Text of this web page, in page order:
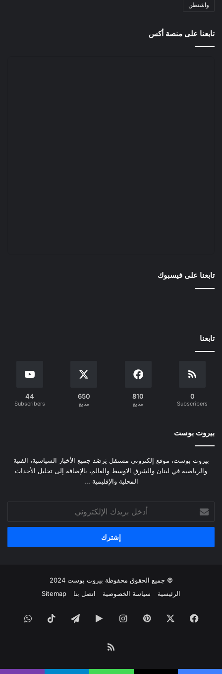
واشنطن
تابعنا على منصة أكس
تابعنا على فيسبوك
تابعنا
0
Subscribers
810
متابع
650
متابع
44
Subscribers
بيروت بوست
بيروت بوست، موقع إلكتروني مستقل يَرصُد جميع الأخبار السياسية، الفنية
والرياضية في لبنان والشرق الاوسط والعالم، بالإضافة إلى تحليل الأحداث
المحلية والإقليمية ...
بريدك
الإلكتروني
© جميع الحقوق محفوظة بيروت بوست 2024
الرئيسية
سياسة الخصوصية اتصل بنا Sitemap
فيسبوك بينتيريستانستقرام‏Googleتيلقرام ‫TikTok
ملخص
الموقع